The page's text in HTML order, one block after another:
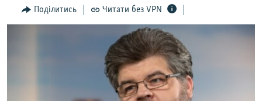
пошукуІНТЕРВ'Ю
ВІДЕОУРОКИ «ELIFBE»
ЯК ОБІЙТИ БЛОКУВАННЯ
Поділитись Читати без VPN